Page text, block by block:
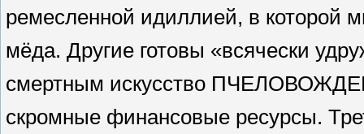
ремесленной идиллией, в которой
мёда. Другие готовы «всячески
смертным искусство
скромные финансовые ресурсы.